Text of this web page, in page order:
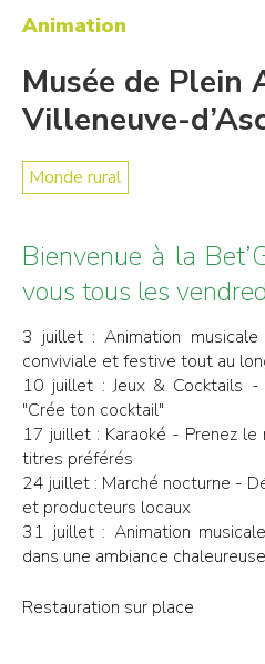
Animation
Musée de Plein
Villeneuve-
Monde rural
Bienvenue à la
vous tous les
3 juillet : Animation musicale
conviviale et festive tout au
10 juillet : Jeux & Cocktails
"Crée ton cocktail"
17 juillet : Karaoké - Prenez
titres préférés
24 juillet : Marché nocturne -
et producteurs locaux
31 juillet : Animation
dans une ambiance
Restauration sur place